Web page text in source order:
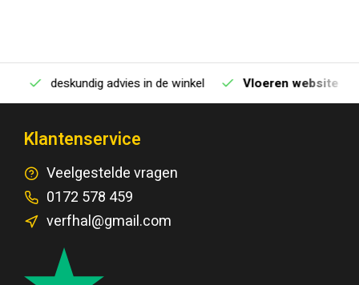
deskundig advies in de winkel Vloeren website
Klantenservice
Veelgestelde vragen
0172 578 459
verfhal@gmail.com